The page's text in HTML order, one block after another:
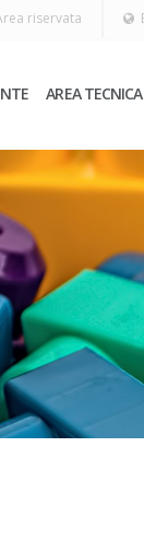
riservata
AREA TECNICA